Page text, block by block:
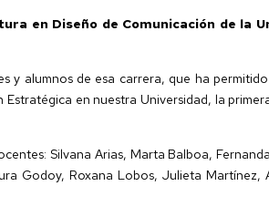
en Diseño de Comunicación de la
alumnos de esa carrera, que ha
en nuestra Universidad, la
Silvana Arias, Marta Balboa,
Godoy, Roxana Lobos, Julieta